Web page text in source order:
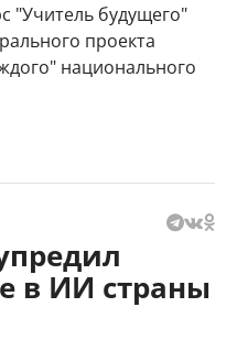
"Учитель будущего"
проекта
национального
в ИИ страны